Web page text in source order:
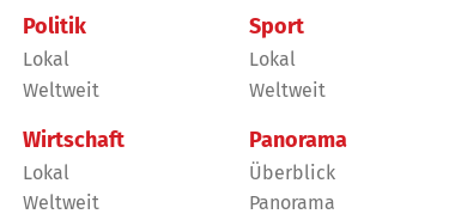
Politik
Lokal
Weltweit
Wirtschaft
Lokal
Weltweit
Sport
Lokal
Weltweit
Panorama
Überblick
Panorama